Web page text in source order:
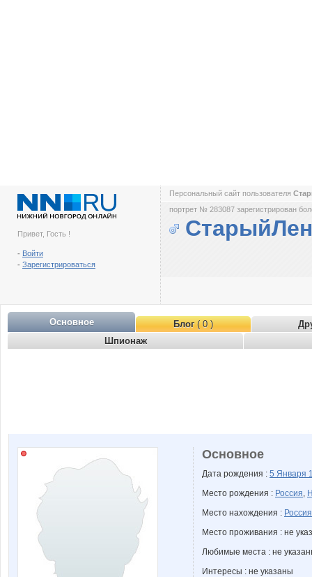
Привет, Гость !
- Войти
- Зарегистрироваться
Персональный сайт пользователя
портрет № 283087 зарегистрирован
Основное Блог( 0 )
Шпионаж
Основное
Дата рождения : 5 Января
Место рождения : Россия,
Место нахождения : Россия
Место проживания : не
Любимые места : не
Интересы : не указаны